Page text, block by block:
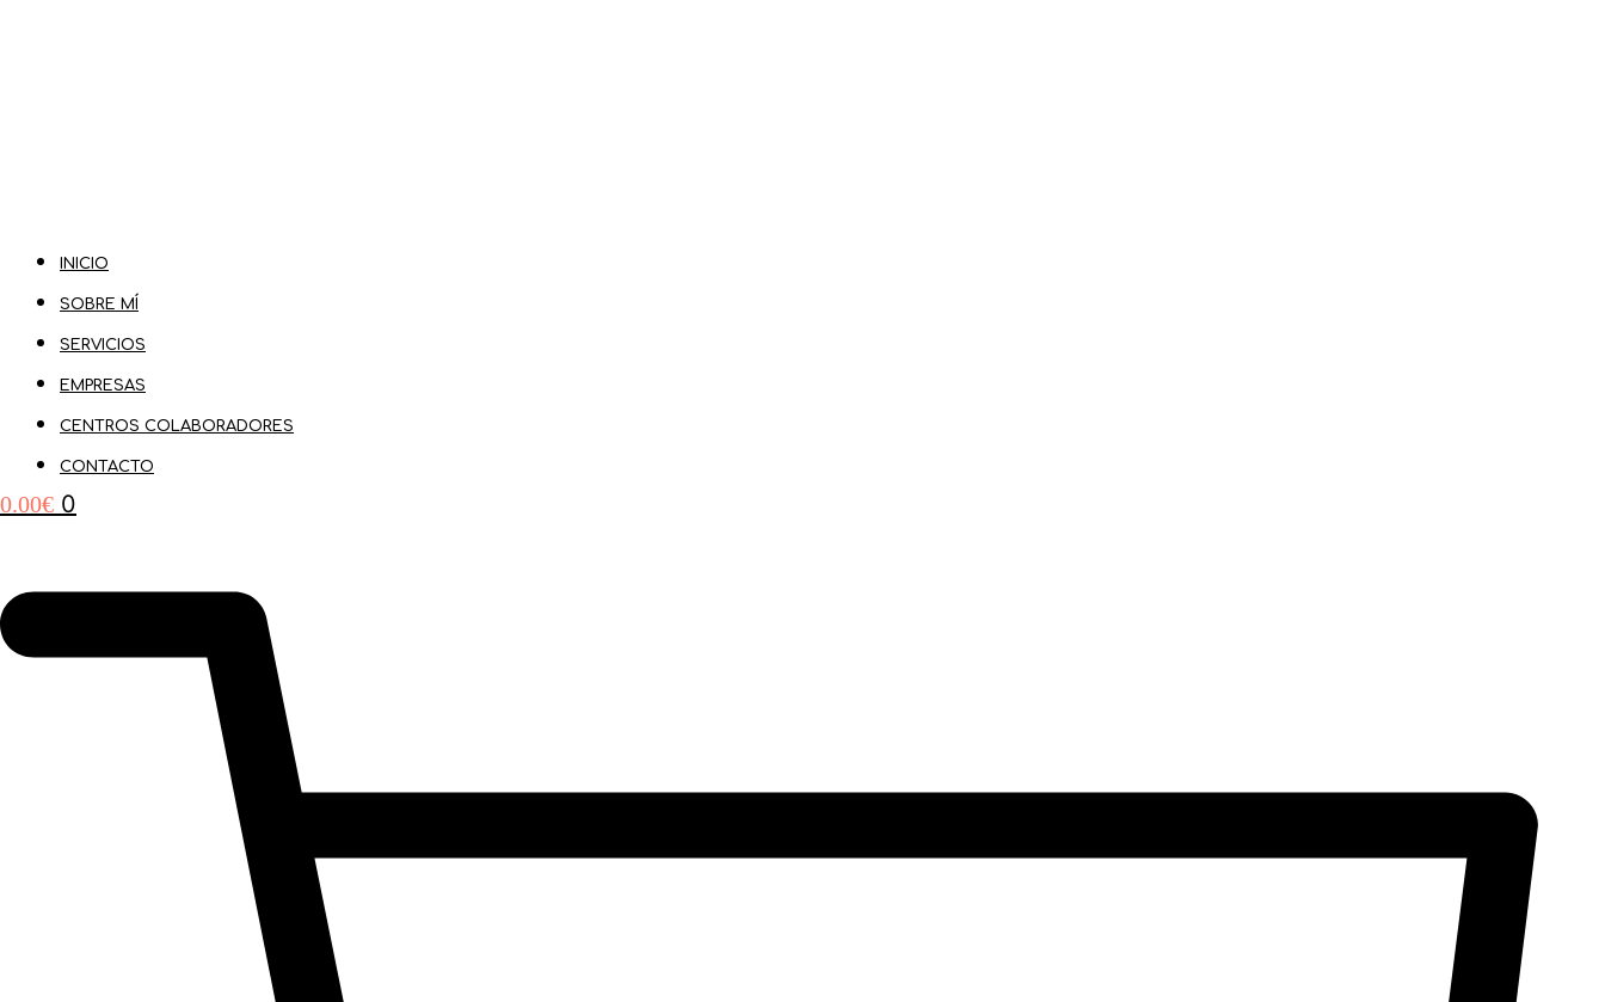
INICIO
SOBRE MÍ
SERVICIOS
EMPRESAS
CENTROS COLABORADORES
CONTACTO
0.00€ 0